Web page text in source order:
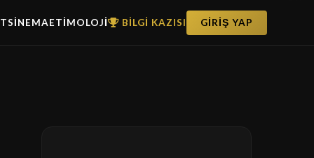
SİNEMAETİMOLOJİ BİLGİ KAZISI GİRİŞ YAP